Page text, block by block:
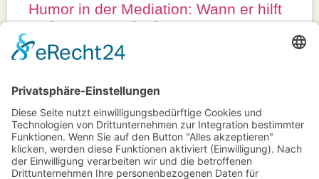
Humor in der Mediation: Wann er hilft
und wann er schadet
ZUM ARTIKEL »
August 24, 2025